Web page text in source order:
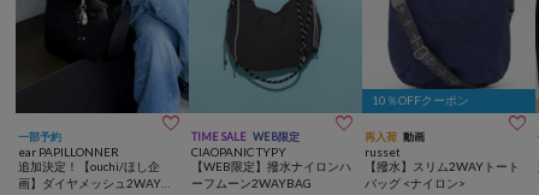
一部予約 
ear PAPILLONNER
追加決定！【ouchi/ほし企
画】ダイヤメッシュ2WAYト
TIME SALE WEB限定 
CIAOPANIC TYPY
【WEB限定】撥水ナイロンハ
ーフムーン2WAYBAG
10％OFFクーポン
再入荷 動画 
russet
【撥水】スリム2WAYトート
バッグ <ナイロン>